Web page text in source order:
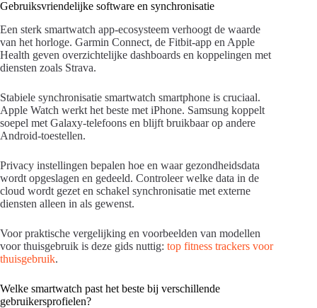
Gebruiksvriendelijke software en synchronisatie
Een sterk smartwatch app-ecosysteem verhoogt de waarde
van het horloge. Garmin Connect, de Fitbit-app en Apple
Health geven overzichtelijke dashboards en koppelingen met
diensten zoals Strava.
Stabiele synchronisatie smartwatch smartphone is cruciaal.
Apple Watch werkt het beste met iPhone. Samsung koppelt
soepel met Galaxy-telefoons en blijft bruikbaar op andere
Android-toestellen.
Privacy instellingen bepalen hoe en waar gezondheidsdata
wordt opgeslagen en gedeeld. Controleer welke data in de
cloud wordt gezet en schakel synchronisatie met externe
diensten alleen in als gewenst.
Voor praktische vergelijking en voorbeelden van modellen
voor thuisgebruik is deze gids nuttig: top fitness trackers voor
thuisgebruik.
Welke smartwatch past het beste bij verschillende
gebruikersprofielen?